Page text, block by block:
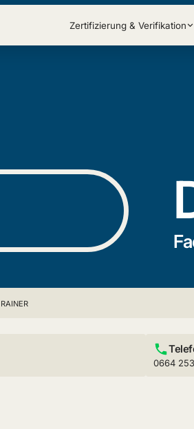
Zertifizierung & Verifikation
0664